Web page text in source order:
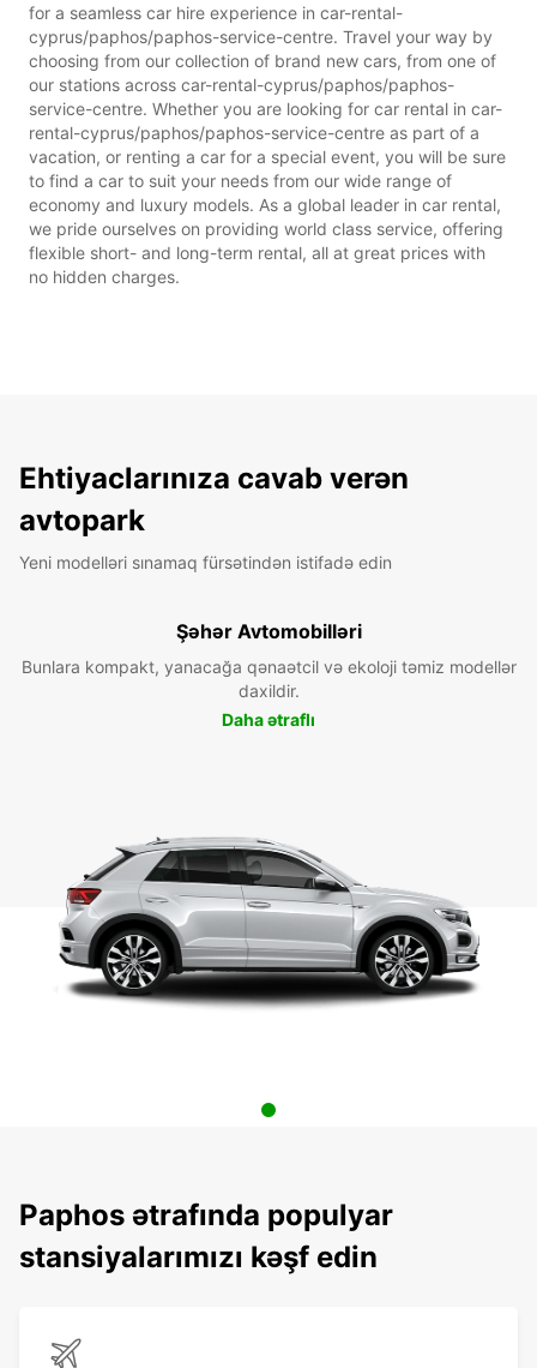
for a seamless car hire experience in car-rental-
cyprus/paphos/paphos-service-centre. Travel your way by
choosing from our collection of brand new cars, from one of
our stations across car-rental-cyprus/paphos/paphos-
service-centre. Whether you are looking for car rental in car-
rental-cyprus/paphos/paphos-service-centre as part of a
vacation, or renting a car for a special event, you will be sure
to find a car to suit your needs from our wide range of
economy and luxury models. As a global leader in car rental,
we pride ourselves on providing world class service, offering
flexible short- and long-term rental, all at great prices with
no hidden charges.
Ehtiyaclarınıza cavab verən
avtopark
Yeni modelləri sınamaq fürsətindən istifadə edin
Şəhər Avtomobilləri
Bunlara kompakt, yanacağa qənaətcil və ekoloji təmiz modellər
daxildir.
Daha ətraflı
Paphos ətrafında populyar
stansiyalarımızı kəşf edin